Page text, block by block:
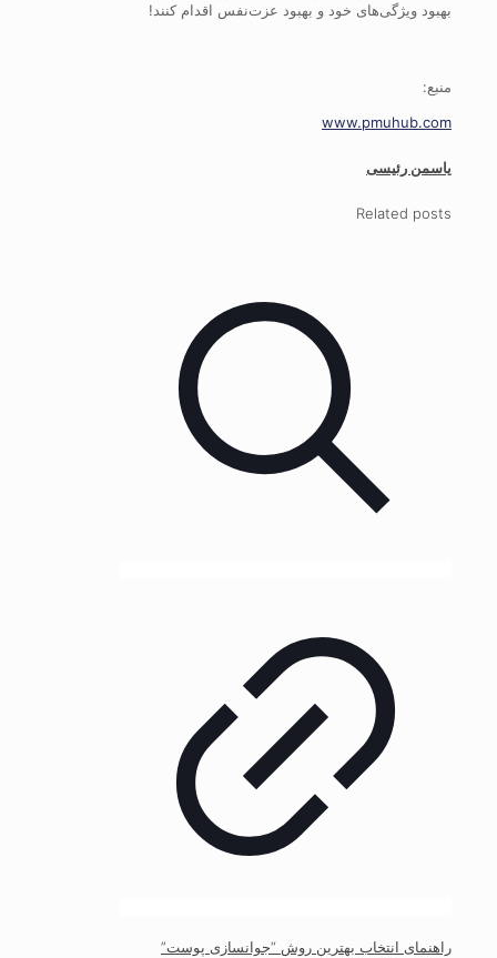
بهبود ویژگی‌های خود و بهبود عزت‌نفس اقدام کنند!
منبع:
www.pmuhub.com
یاسمن رئیسی
Related posts
راهنمای انتخاب بهترین روش “جوانسازی پوست”